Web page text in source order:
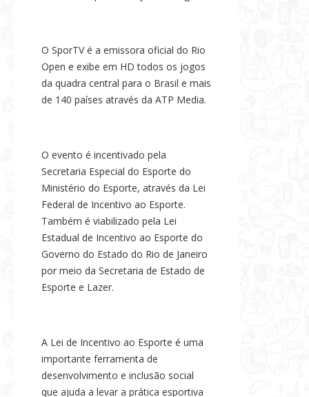
O SporTV é a emissora oficial do Rio
Open e exibe em HD todos os jogos
da quadra central para o Brasil e mais
de 140 países através da ATP Media.
O evento é incentivado pela
Secretaria Especial do Esporte do
Ministério do Esporte, através da Lei
Federal de Incentivo ao Esporte.
Também é viabilizado pela Lei
Estadual de Incentivo ao Esporte do
Governo do Estado do Rio de Janeiro
por meio da Secretaria de Estado de
Esporte e Lazer.
A Lei de Incentivo ao Esporte é uma
importante ferramenta de
desenvolvimento e inclusão social
que ajuda a levar a prática esportiva